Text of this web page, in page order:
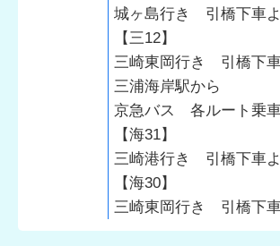
城ヶ島行き 引橋下車
【三12】
三崎東岡行き 引橋下
三浦海岸駅から
京急バス 各ルート乗
【海31】
三崎港行き 引橋下車
【海30】
三崎東岡行き 引橋下